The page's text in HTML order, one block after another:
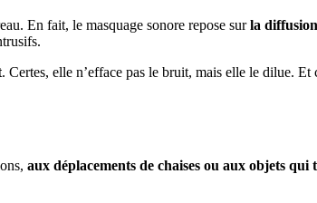
En fait, le masquage sonore repose surla
. Certes, elle n’efface pas le bruit, mais elle le dilue. Et
aux déplacements de chaises ou aux objets qui